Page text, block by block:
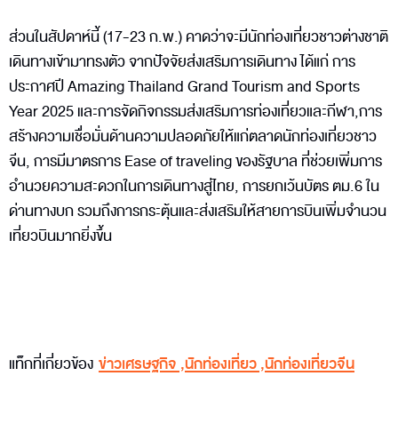
ส่วนในสัปดาห์นี้ (17-23 ก.พ.) คาดว่าจะมีนักท่องเที่ยวชาวต่างชาติ
เดินทางเข้ามาทรงตัว จากปัจจัยส่งเสริมการเดินทาง ได้แก่ การ
ประกาศปี Amazing Thailand Grand Tourism and Sports
Year 2025 และการจัดกิจกรรมส่งเสริมการท่องเที่ยวและกีฬา,การ
สร้างความเชื่อมั่นด้านความปลอดภัยให้แก่ตลาดนักท่องเที่ยวชาว
จีน, การมีมาตรการ Ease of traveling ของรัฐบาล ที่ช่วยเพิ่มการ
อำนวยความสะดวกในการเดินทางสู่ไทย, การยกเว้นบัตร ตม.6 ใน
ด่านทางบก รวมถึงการกระตุ้นและส่งเสริมให้สายการบินเพิ่มจำนวน
เที่ยวบินมากยิ่งขึ้น
แท็กที่เกี่ยวข้อง ข่าวเศรษฐกิจ ,นักท่องเที่ยว,นักท่องเที่ยวจีน